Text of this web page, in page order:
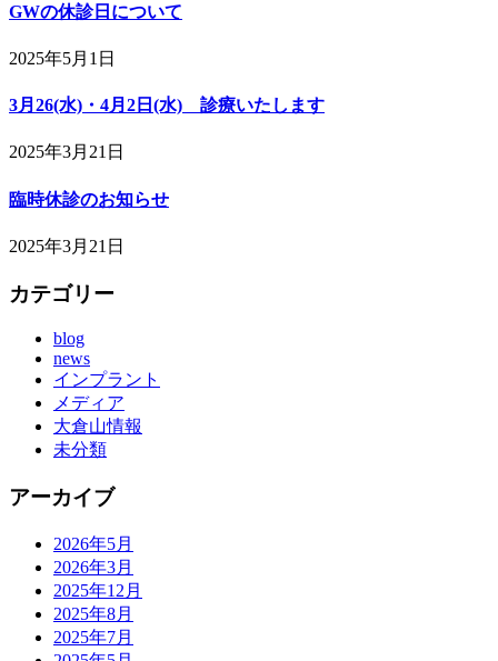
GWの休診日について
2025年5月1日
3月26(水)・4月2日(水) 診療いたします
2025年3月21日
臨時休診のお知らせ
2025年3月21日
カテゴリー
blog
news
インプラント
メディア
大倉山情報
未分類
アーカイブ
2026年5月
2026年3月
2025年12月
2025年8月
2025年7月